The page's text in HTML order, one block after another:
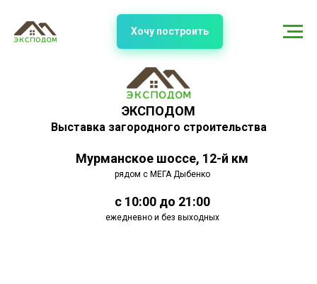
ЭКСПОДОМ
Выставка загородного строительства
Мурманское шоссе, 12-й км
рядом с МЕГА Дыбенко
с 10:00 до 21:00
ежедневно и без выходных
Хочу построить